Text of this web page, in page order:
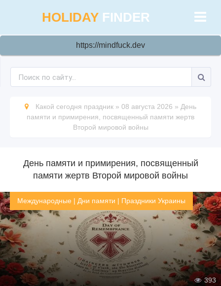
HOLIDAY FINDER
https://mindfuck.dev
Какой сегодня праздник » 08 августа 2026 » День
памяти и примирения, посвященный памяти жертв
Второй мировой войны
День памяти и примирения, посвященный
памяти жертв Второй мировой войны
Международные | Дни памяти | Праздники Украины
393